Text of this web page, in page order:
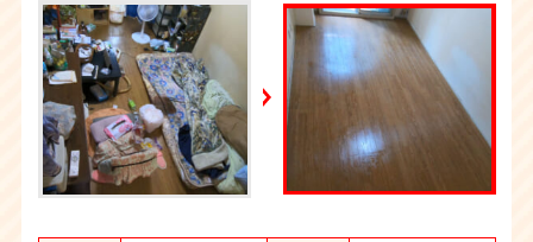
2026年7月6日放送
週刊循環経済新聞（7月6日号）
2026年7月4日放送
YouTube｜好井まさおの怪談を浴びる会
2026年6月28日放送
Yahoo!ニュース